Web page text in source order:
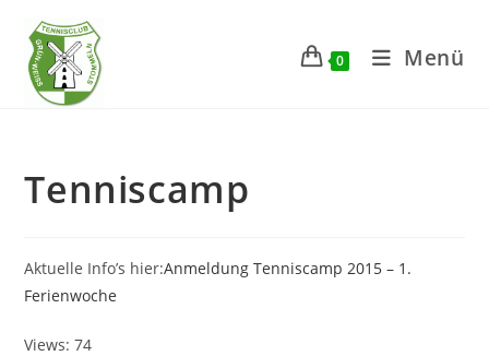
Inhalt
springen
0 Menü
Tenniscamp
Aktuelle Info’s hier:Anmeldung Tenniscamp 2015 – 1.
Ferienwoche
Views: 74